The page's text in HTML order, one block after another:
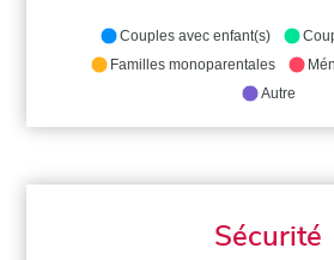
Couples avec enfant(s)
Familles monoparentales
Autre
Sécurité